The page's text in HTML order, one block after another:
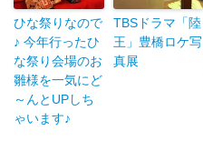
ひな祭りなので
♪ 今年行ったひ
な祭り会場のお
雛様を一気にど
～んとUPしち
ゃいます♪
TBSドラマ「陸
王」豊橋ロケ写
真展